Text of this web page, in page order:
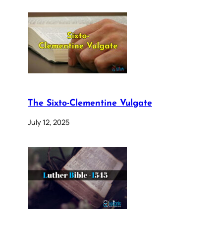
The Sixto-Clementine Vulgate
July 12, 2025